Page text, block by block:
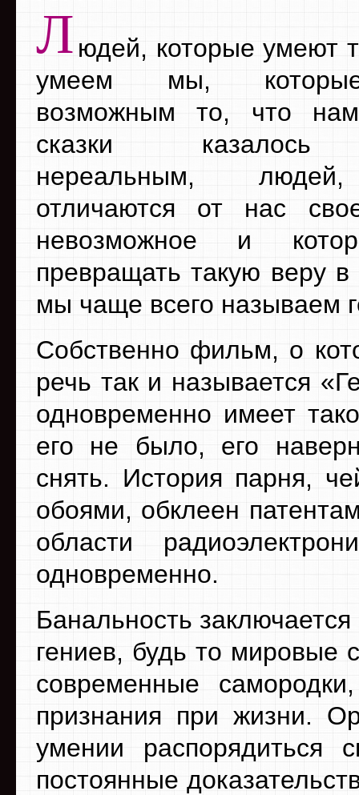
Л юдей, которые умеют
умеем мы,
возможным то, что
сказки казалось
нереальным,
отличаются от нас
невозможное и
превращать такую веру в
мы чаще всего называем
Собственно фильм, о
речь так и называется
одновременно имеет
его не было, его
снять. История парня,
обоями, обклеен
области
одновременно.
Банальность
гениев, будь то мировые
современные
признания при жизни.
умении распорядиться
постоянные